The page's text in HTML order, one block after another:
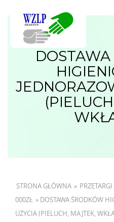
STRONA GŁÓWNA » PRZETARGI
000ZŁ » DOSTAWA ŚRODKÓW
UŻYCIA (PIELUCH, MAJTEK,